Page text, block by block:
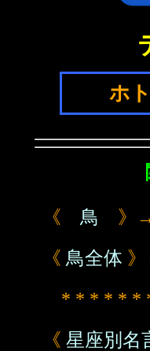
ホ
《 鳥 》
《 鳥全体
* * * * * *
《 星座別名